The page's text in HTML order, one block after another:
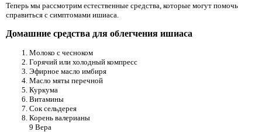
Теперь мы рассмотрим естественные средства, которые могут помочь
справиться с симптомами ишиаса.
Домашние средства для облегчения ишиаса
Молоко с чесноком
Горячий или холодный компресс
Эфирное масло имбиря
Масло мяты перечной
Куркума
Витамины
Сок сельдерея
Корень валерианы
9 Вера